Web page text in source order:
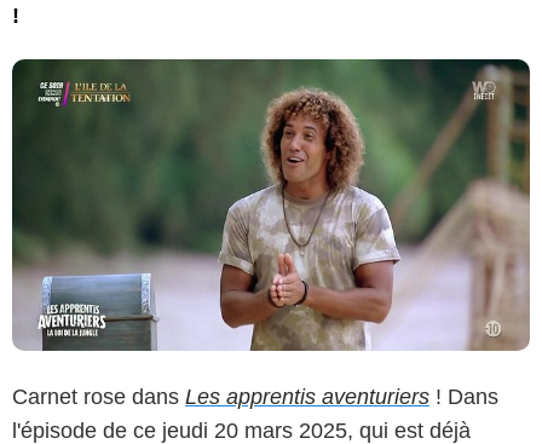
!
Carnet rose dans Les apprentis aventuriers ! Dans
l'épisode de ce jeudi 20 mars 2025, qui est déjà